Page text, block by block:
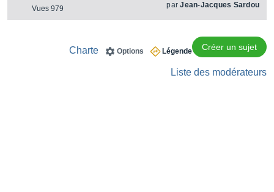
Vues 979
parJean-Jacques Sardou
Créer un sujet
Légende
Options
Charte
Liste des modérateurs